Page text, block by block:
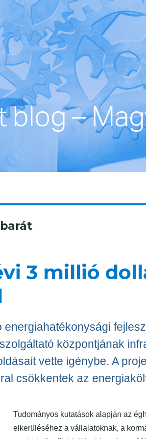
blog –
3 millió
energiahatékonysági
központjának
vette igénybe. A
csökkentek az
Tudományos kutatások alapján az
elkerüléséhez a vállalatoknak, a